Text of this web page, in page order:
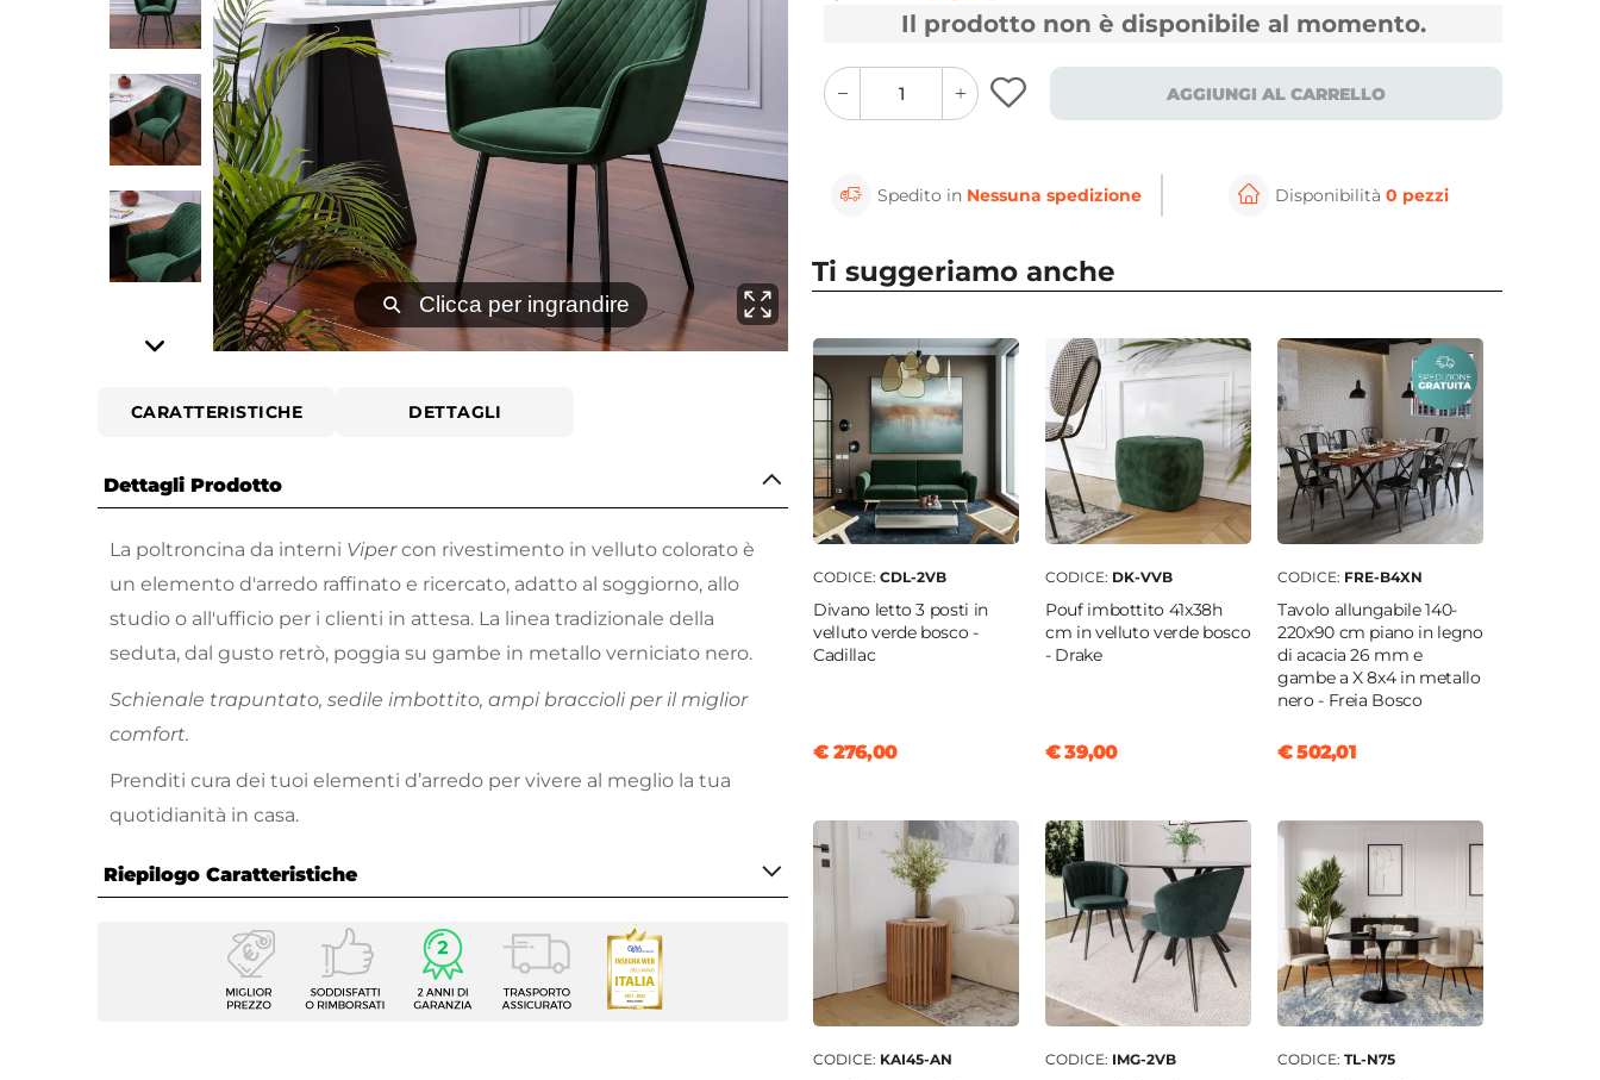
⚲ Clicca per ingrandire
CARATTERISTICHE DETTAGLI
Dettagli Prodotto
La poltroncina da interni Vipercon rivestimento in velluto colorato è
un elemento d'arredo raffinato e ricercato, adatto al soggiorno, allo
studio o all'ufficio per i clienti in attesa. La linea tradizionale della
seduta, dal gusto retrò, poggia su gambe in metallo verniciato nero.
Schienale trapuntato, sedile imbottito, ampi braccioli per il miglior
comfort.
Prenditi cura dei tuoi elementi d’arredo per vivere al meglio la tua
quotidianità in casa.
Riepilogo Caratteristiche
Caratteristiche
Poltrona
Viper
Il prodotto non è disponibile al momento.
quantity
button
quantity
minus
button
AGGIUNGI AL CARRELLO
Spedito in Nessuna spedizione Disponibilità 0 pezzi
Ti suggeriamo anche
CODICE: CDL-2VB
Divano letto 3 posti in
velluto verde bosco -
Cadillac
€ 276,00
CODICE: DK-VVB
Pouf imbottito 41x38h
cm in velluto verde bosco
- Drake
€ 39,00
CODICE: FRE-B4XN
Tavolo allungabile 140-
220x90 cm piano in legno
di acacia 26 mm e
gambe a X 8x4 in metallo
nero - Freia Bosco
€ 502,01
CODICE: KAI45-AN CODICE: IMG-2VB CODICE: TL-N75